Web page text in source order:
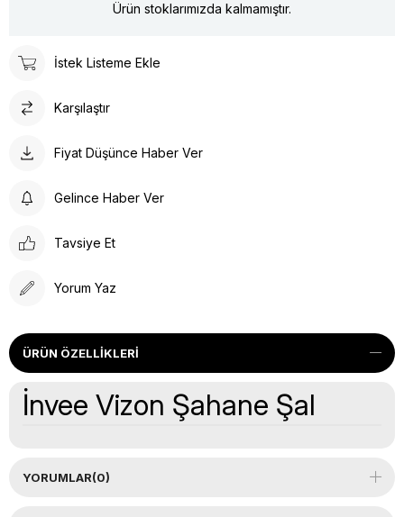
Ürün stoklarımızda kalmamıştır.
İstek Listeme Ekle
Karşılaştır
Fiyat Düşünce Haber Ver
Gelince Haber Ver
Tavsiye Et
Yorum Yaz
ÜRÜN ÖZELLIKLERI
İnvee Vizon Şahane Şal
YORUMLAR(0)